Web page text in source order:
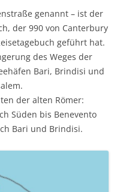
genannt – ist der
der 990 von Canterbury
geführt hat.
des Weges der
Bari, Brindisi und
der alten Römer:
Süden bis Benevento
Bari und Brindisi.